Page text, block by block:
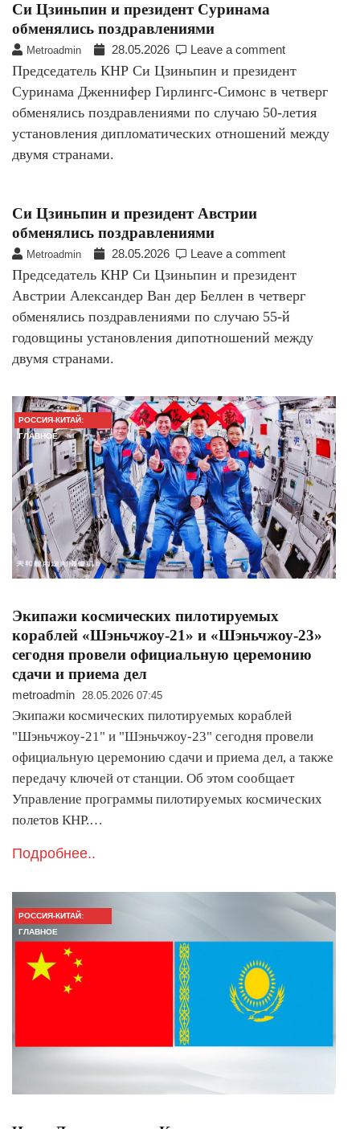
Си Цзиньпин и президент Суринама
обменялись поздравлениями
Metroadmin 28.05.2026 Leave a comment
Председатель КНР Си Цзиньпин и президент
Суринама Дженнифер Гирлингс-Симонс в четверг
обменялись поздравлениями по случаю 50-летия
установления дипломатических отношений между
двумя странами.
Си Цзиньпин и президент Австрии
обменялись поздравлениями
Metroadmin 28.05.2026 Leave a comment
Председатель КНР Си Цзиньпин и президент
Австрии Александер Ван дер Беллен в четверг
обменялись поздравлениями по случаю 55-й
годовщины установления дипотношений между
двумя странами.
РОССИЯ-КИТАЙ:
ГЛАВНОЕ
Экипажи космических пилотируемых
кораблей «Шэньчжоу-21» и «Шэньчжоу-23»
сегодня провели официальную церемонию
сдачи и приема дел
metroadmin 28.05.2026 07:45
Экипажи космических пилотируемых кораблей
"Шэньчжоу-21" и "Шэньчжоу-23" сегодня провели
официальную церемонию сдачи и приема дел, а также
передачу ключей от станции. Об этом сообщает
Управление программы пилотируемых космических
полетов КНР.…
Подробнее..
РОССИЯ-КИТАЙ:
ГЛАВНОЕ